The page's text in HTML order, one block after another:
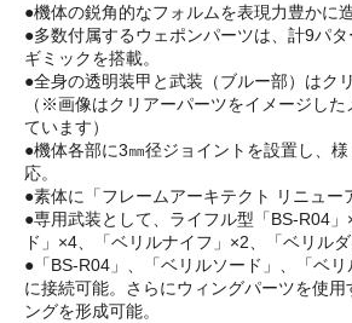
●機体の鋭角的なフォルムを表現力豊かに造
●多数付属するウェポンパーツは、計9パ
ギミックを搭載。
●全身の透明装甲と武装（ブルー部）はク
（※画像はクリアーパーツをイメージした
ています）
●機体各部に3㎜径ジョイントを設置し、
応。
●素体に「フレームアーキテクト リニュー
●専用武装として、ライフル型「BS-R04
ド」×4、「ベリルナイフ」×2、「ベリル
●「BS-R04」、「ベリルソード」、「ベ
に接続可能。さらにウィングパーツを使用
ングを形成可能。